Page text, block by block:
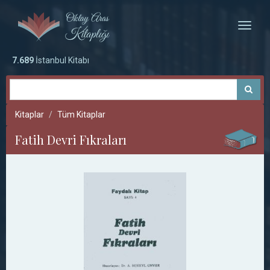
Toggle
7.689 İstanbul Kitabı
Kitaplar Tüm Kitaplar
Fatih Devri Fıkraları